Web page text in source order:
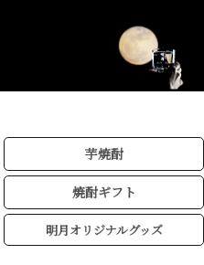
芋焼酎
焼酎ギフト
明月オリジナルグッズ